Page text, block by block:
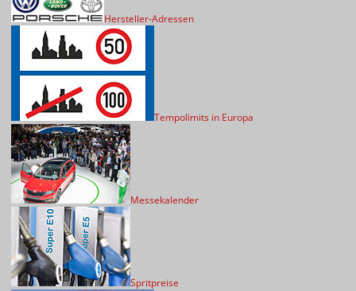
Hersteller-Adressen
Tempolimits in Europa
Messekalender
Spritpreise